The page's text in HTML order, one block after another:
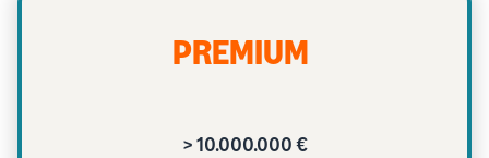
PREMIUM
> 10.000.000 €